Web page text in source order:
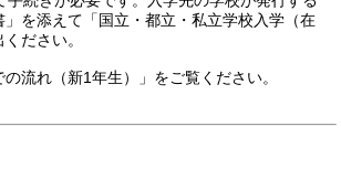
」を添えて「国立・都立・私立学校入学（在
ださい。
流れ（新1年生）」をご覧ください。